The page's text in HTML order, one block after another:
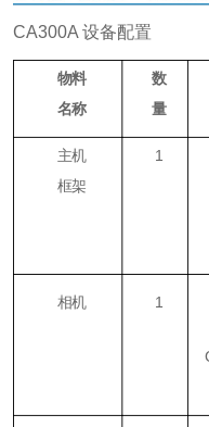
CA300A 设备配置
物料
名称
数
量
主机
框架
1
相机 1